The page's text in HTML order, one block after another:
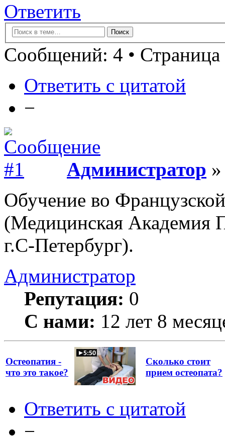
Ответить
Сообщений: 4 • Страница
Ответить с цитатой
−
Администратор
Обучение во
(Медицинская Академия
г.С-Петербург).
Администратор
Репутация: 0
С нами: 12 лет 8
Остеопатия -
что это такое?
Сколько стоит
прием остеопата?
Ответить с цитатой
−